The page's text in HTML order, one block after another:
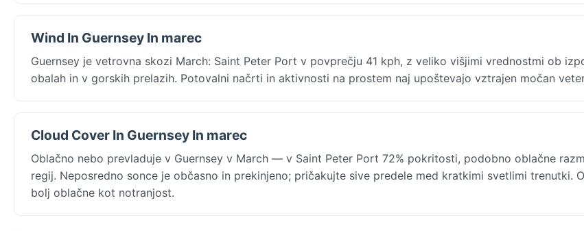
Wind In Guernsey In marec
Guernsey je vetrovna skozi March: Saint Peter Port v povprečju 41 kph, z veliko višjimi vrednostmi ob
obalah in v gorskih prelazih. Potovalni načrti in aktivnosti na prostem naj upoštevajo vztrajen močan
Cloud Cover In Guernsey In marec
Oblačno nebo prevladuje v Guernsey v March — v Saint Peter Port 72% pokritosti, podobno oblačne
regij. Neposredno sonce je občasno in prekinjeno; pričakujte sive predele med kratkimi svetlimi trenutki.
bolj oblačne kot notranjost.